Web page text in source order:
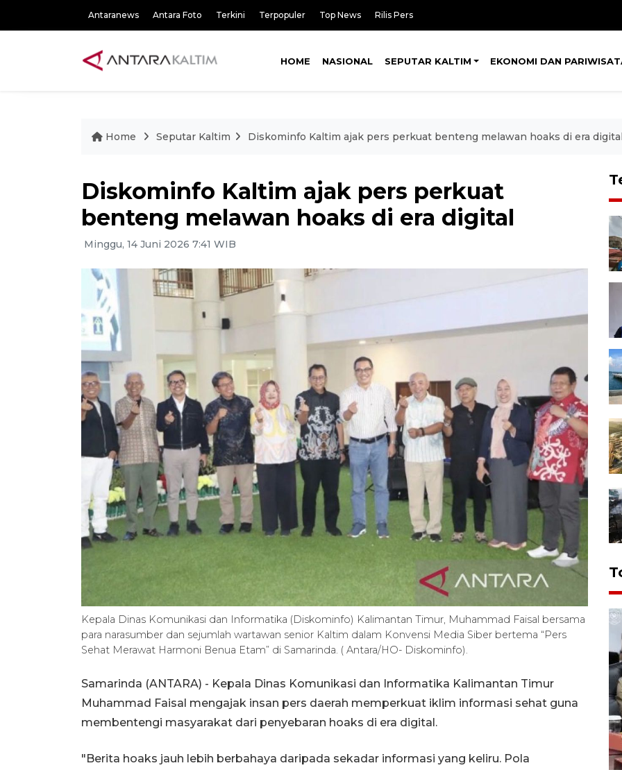
Antaranews Antara Foto Terkini Terpopuler Top News Rilis Pers
HOME NASIONAL SEPUTAR KALTIM EKONOMI DAN
Home Seputar Kaltim Diskominfo Kaltim ajak pers perkuat benteng melawan hoaks di era digital
Diskominfo Kaltim ajak pers perkuat
benteng melawan hoaks di era digital
Minggu, 14 Juni 2026 7:41 WIB
Kepala Dinas Komunikasi dan Informatika (Diskominfo) Kalimantan Timur, Muhammad Faisal bersama
para narasumber dan sejumlah wartawan senior Kaltim dalam Konvensi Media Siber bertema “Pers
Sehat Merawat Harmoni Benua Etam” di Samarinda. ( Antara/HO- Diskominfo).
Samarinda (ANTARA) - Kepala Dinas Komunikasi dan Informatika Kalimantan Timur
Muhammad Faisal mengajak insan pers daerah memperkuat iklim informasi sehat guna
membentengi masyarakat dari penyebaran hoaks di era digital.
"Berita hoaks jauh lebih berbahaya daripada sekadar informasi yang keliru. Pola